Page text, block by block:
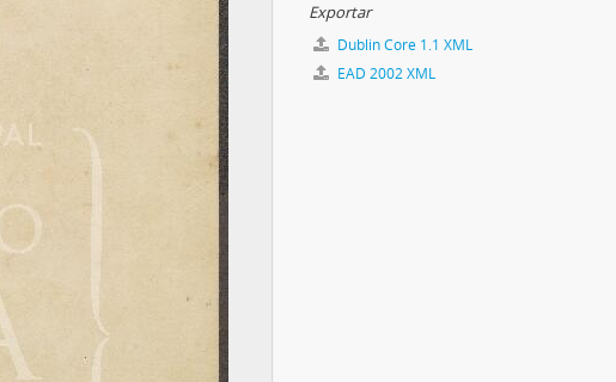
Exportar
Dublin Core 1.1 XML
EAD 2002 XML